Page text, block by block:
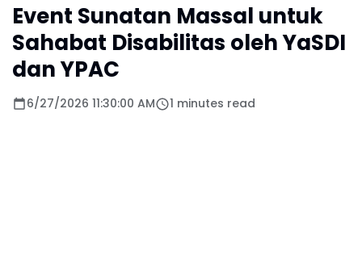
Event Sunatan Massal untuk
Sahabat Disabilitas oleh YaSDI
dan YPAC
6/27/2026 11:30:00 AM 1 minutes read